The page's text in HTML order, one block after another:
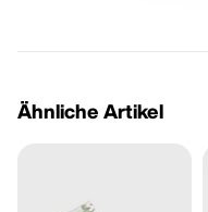
Ähnliche Artikel